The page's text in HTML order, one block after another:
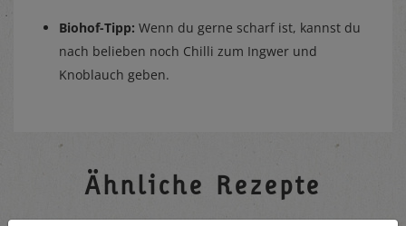
Biohof-Tipp: Wenn du gerne scharf ist, kannst du
nach belieben noch Chilli zum Ingwer und
Knoblauch geben.
Ähnliche Rezepte